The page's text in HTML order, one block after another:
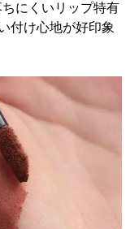
にくいリップ特有
付け心地が好印象